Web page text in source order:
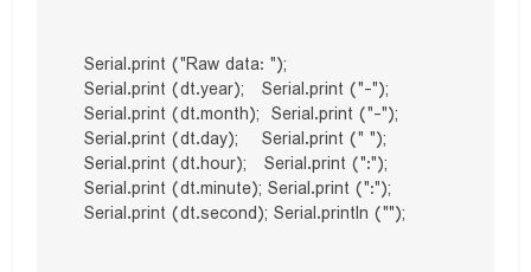
  Serial.print ("Raw data: ");
  Serial.print (dt.year);   Serial.print ("-");
  Serial.print (dt.month);  Serial.print ("-");
  Serial.print (dt.day);    Serial.print (" ");
  Serial.print (dt.hour);   Serial.print (":");
  Serial.print (dt.minute); Serial.print (":");
  Serial.print (dt.second); Serial.println ("");